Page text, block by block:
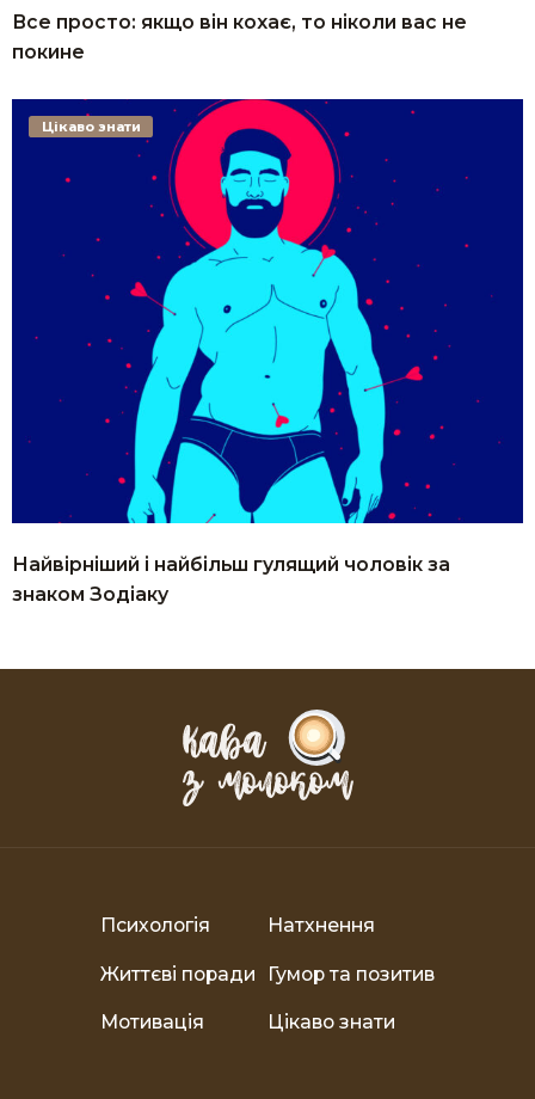
Все просто: якщо він кохає, то ніколи вас не
покине
Найвірніший і найбільш гулящий чоловік за
знаком Зодіаку
Цікаво знати
Психологія Натхнення
Життєві поради Гумор та позитив
Мотивація Цікаво знати